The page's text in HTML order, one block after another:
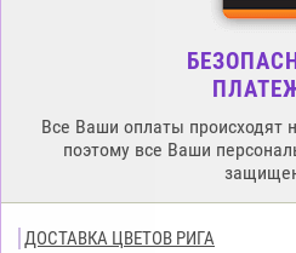
Все Ваши оплаты происходят
поэтому все Ваши
ДОСТАВКА ЦВЕТОВ РИГА